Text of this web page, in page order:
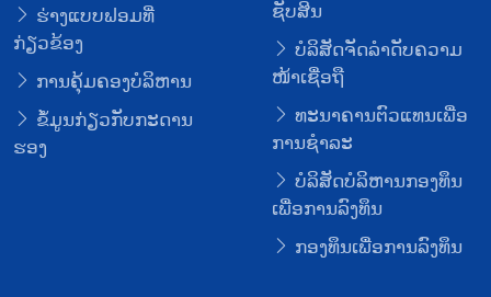
ຮ່າງແບບຟອມທີ່
ກ່ຽວຂ້ອງ
ການຄຸ້ມຄອງບໍລິຫານ
ຂໍ້ມູນກ່ຽວກັບກະດານ
ຮອງ
ຊັບສິນ
ບໍລິສັດຈັດລໍາດັບຄວາມ
ໜ້າເຊື່ອຖື
ທະນາຄານຕົວແທນເພື່ອ
ການຊໍາລະ
ບໍລິສັດບໍລິຫານກອງທຶນ
ເພື່ອການລົງທຶນ
ກອງທຶນເພື່ອການລົງທຶນ